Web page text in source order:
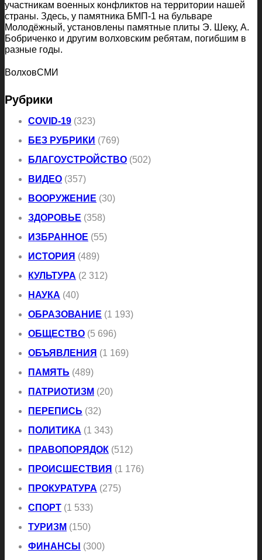
участникам военных конфликтов на территории нашей
страны. Здесь, у памятника БМП-1 на бульваре
Молодёжный, установлены памятные плиты Э. Шеку, А.
Бобриченко и другим волховским ребятам, погибшим в
разные годы.
ВолховСМИ
Рубрики
COVID-19 (323)
БЕЗ РУБРИКИ (769)
БЛАГОУСТРОЙСТВО (502)
ВИДЕО (357)
ВООРУЖЕНИЕ (30)
ЗДОРОВЬЕ (358)
ИЗБРАННОЕ (55)
ИСТОРИЯ (489)
КУЛЬТУРА (2 312)
НАУКА (40)
ОБРАЗОВАНИЕ (1 193)
ОБЩЕСТВО (5 696)
ОБЪЯВЛЕНИЯ (1 169)
ПАМЯТЬ (489)
ПАТРИОТИЗМ (20)
ПЕРЕПИСЬ (32)
ПОЛИТИКА (1 343)
ПРАВОПОРЯДОК (512)
ПРОИСШЕСТВИЯ (1 176)
ПРОКУРАТУРА (275)
СПОРТ (1 533)
ТУРИЗМ (150)
ФИНАНСЫ (300)